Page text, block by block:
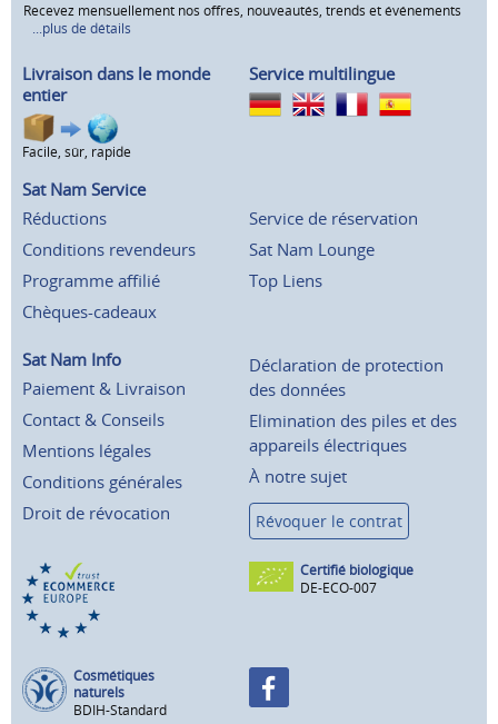
Recevez mensuellement nos offres, nouveautés, trends et événements
...plus de détails
Livraison dans le monde
entier
Facile, sûr, rapide
Service multilingue
Sat Nam Service
Réductions
Conditions revendeurs
Programme affilié
Chèques-cadeaux
Service de réservation
Sat Nam Lounge
Top Liens
Sat Nam Info
Paiement & Livraison
Contact & Conseils
Mentions légales
Conditions générales
Droit de révocation
Déclaration de protection
des données
Elimination des piles et des
appareils électriques
À notre sujet
Révoquer le contrat
Certifié biologique
DE-ECO-007
Cosmétiques
naturels
BDIH-Standard